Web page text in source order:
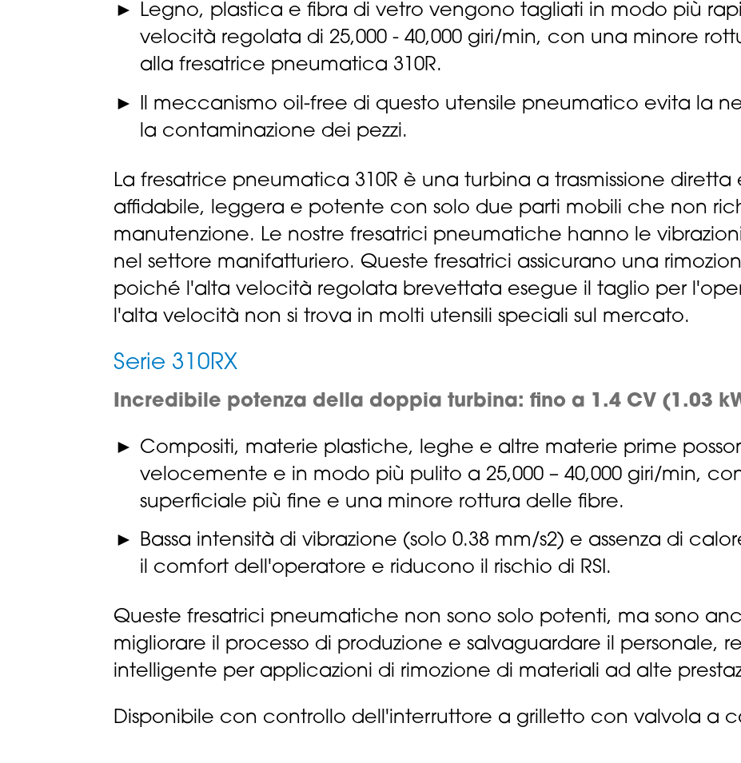
Legno, plastica e fibra di vetro vengono tagliati in modo più
velocità regolata di 25,000 - 40,000 giri/min, con una minore
alla fresatrice pneumatica 310R.
Il meccanismo oil-free di questo utensile pneumatico evita la
la contaminazione dei pezzi.
La fresatrice pneumatica 310R è una turbina a trasmissione
affidabile, leggera e potente con solo due parti mobili che non
manutenzione. Le nostre fresatrici pneumatiche hanno le
nel settore manifatturiero. Queste fresatrici assicurano una
poiché l'alta velocità regolata brevettata esegue il taglio per
l'alta velocità non si trova in molti utensili speciali sul mercato.
Serie 310RX
Incredibile potenza della doppia turbina: fino a 1.4 CV (1.03
Compositi, materie plastiche, leghe e altre materie prime
velocemente e in modo più pulito a 25,000 – 40,000 giri/min,
superficiale più fine e una minore rottura delle fibre.
Bassa intensità di vibrazione (solo 0.38 mm/s2) e assenza di
il comfort dell'operatore e riducono il rischio di RSI.
Queste fresatrici pneumatiche non sono solo potenti, ma sono
migliorare il processo di produzione e salvaguardare il personale,
intelligente per applicazioni di rimozione di materiali ad alte
Disponibile con controllo dell'interruttore a grilletto con valvola a